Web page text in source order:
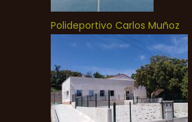
Polideportivo Carlos Muñoz